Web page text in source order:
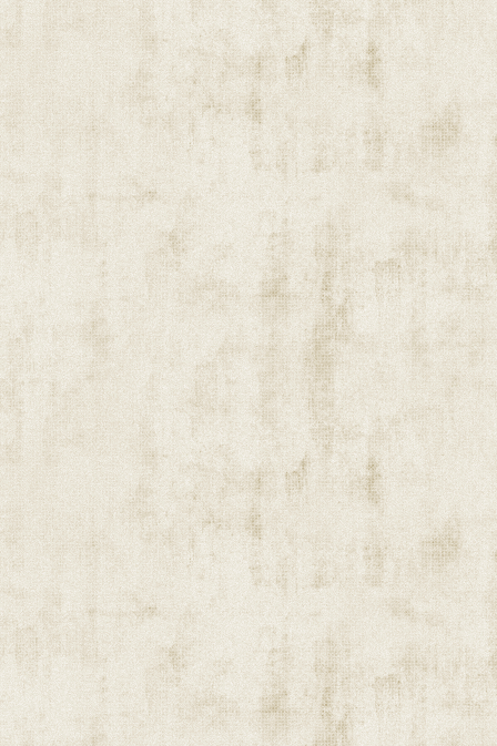
überzeugen. Keine Interaktion mit dem
Texte ab, muss also ständig nach unten
seit dem 87er Album „Passion“ mit an
Stimme eher dünn, das könnte aber auch
Sound zu Beginn nicht optimal gemischt
Vocalpart nach drei bis vier Songs deutlich
bestehend aus Glenn Letsch am Bass und
spult routiniert ihr Programm ab. Dies darf
verstanden werden. Sie halten sich zurück,
und geben kontrolliert Gas wenn es
perfekt. Bei der der quasi Best-Of-Auswahl
Risiko eben. Schwer einen Song
much longer“. Dem Publikum jedenfalls
auch. Sie waren vom frenetischen
überrumpelt, aber mindestens überrascht.
vor den leider nur zwei Zugaben. Nach 70
strahlende Gesichter – auf beiden Seiten.
hat er sicher. Zweifellos!
Am überzeugendsten für mich, neben der
Qualität, soweit sich das überhaupt sagen
Ein Abend ohne Anbiederung. Gibt es nicht
Gunther Böhm